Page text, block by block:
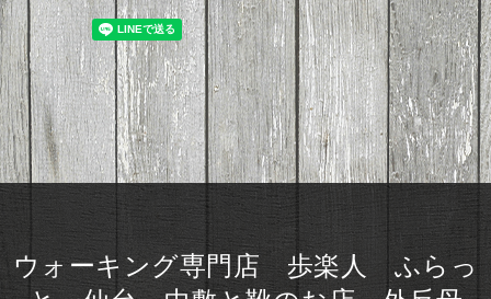
ウォーキング専門店 歩楽人 ふらっ